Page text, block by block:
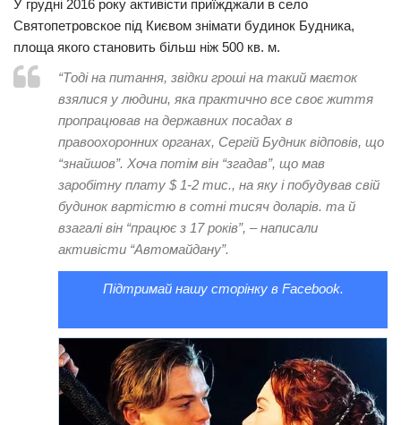
#Війна
У грудні 2016 року активісти приїжджали в село
Святопетровское під Києвом знімати будинок Будника,
площа якого становить більш ніж 500 кв. м.
“Тоді на питання, звідки гроші на такий маєток
взялися у людини, яка практично все своє життя
пропрацював на державних посадах в
правоохоронних органах, Сергій Будник відповів, що
“знайшов”. Хоча потім він “згадав”, що мав
заробітну плату $ 1-2 тис., на яку і побудував свій
будинок вартістю в сотні тисяч доларів. та й
взагалі він “працює з 17 років”, – написали
активісти “Автомайдану”.
Підтримай нашу сторінку в Facebook.